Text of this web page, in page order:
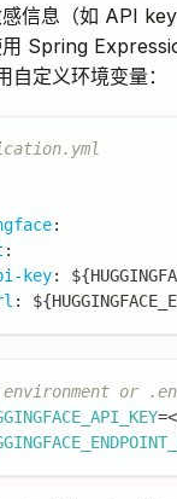
信息（如 API
用 Spring
自定义环境变量：
:
:
key: ${
: ${
or
=<